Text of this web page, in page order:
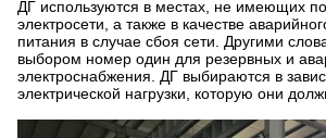
ДГ используются в местах, не имеющих
электросети, а также в качестве
питания в случае сбоя сети. Другими
выбором номер один для резервных и
электроснабжения. ДГ выбираются в
электрической нагрузки, которую они